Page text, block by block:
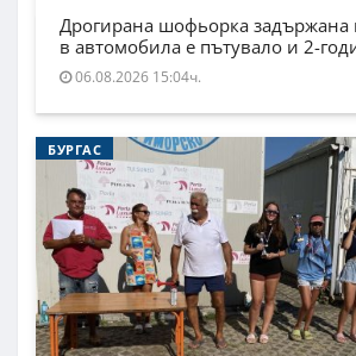
Дрогирана шофьорка задържана
в автомобила е пътувало и 2-
06.08.2026 15:04ч.
БУРГАС